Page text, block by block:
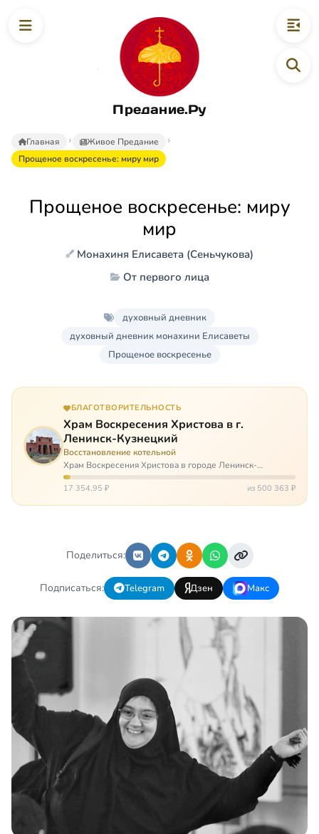
Предание.Ру
Главная
Живое Предание
Прощеное воскресенье: миру мир
Прощеное воскресенье: миру
мир
Монахиня Елисавета (Сеньчукова)
От первого лица
духовный дневник
духовный дневник монахини Елисаветы
Прощеное воскресенье
БЛАГОТВОРИТЕЛЬНОСТЬ
Храм Воскресения Христова в г.
Ленинск-Кузнецкий
Восстановление котельной
Храм Воскресения Христова в городе Ленинск-
Кузнецкий в Кемеровской области – совсем новый, он
открылся всего 20 назад. И сейчас храм может вообще
17 354,95 ₽ из 500 363 ₽
Поделиться:
Подписаться: Telegram Дзен Макс